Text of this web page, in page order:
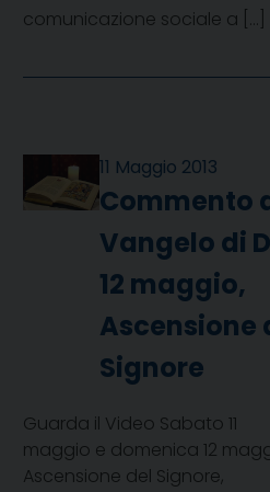
comunicazione sociale a […]
11 Maggio 2013
Commento
Vangelo di
12 maggio,
Ascensione
Signore
Guarda il Video Sabato 11
maggio e domenica 12
Ascensione del Signore,